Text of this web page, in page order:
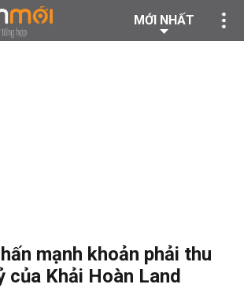
MỚI NHẤT
mạnh khoản phải thu
của Khải Hoàn Land